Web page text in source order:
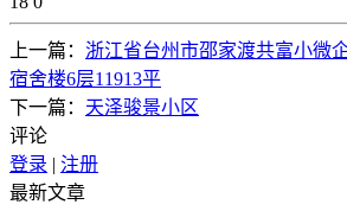
上一篇： 浙江省台州市邵家渡共富小微
宿舍楼6层11913平
下一篇： 天泽骏景小区
评论
登录 | 注册
最新文章